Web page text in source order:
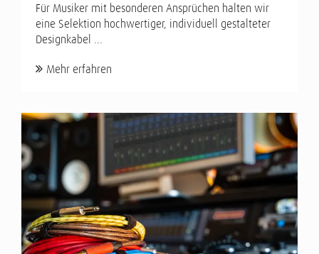
Für Musiker mit besonderen Ansprüchen halten wir
eine Selektion hochwertiger, individuell gestalteter
Designkabel ...
Mehr erfahren